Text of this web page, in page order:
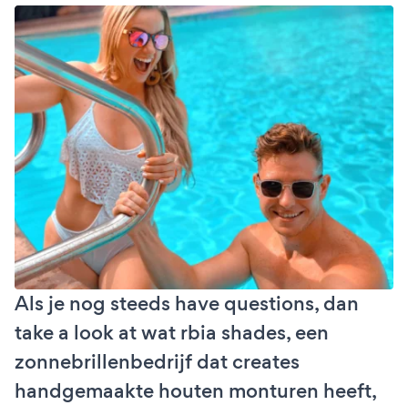
Als je nog steeds have questions, dan
take a look at wat rbia shades, een
zonnebrillenbedrijf dat creates
handgemaakte houten monturen heeft,